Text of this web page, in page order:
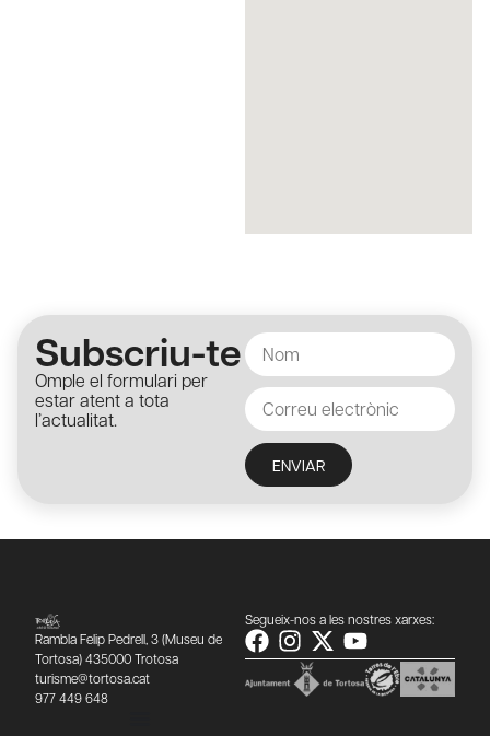
Subscriu-te
Omple el formulari per
estar atent a tota
l’actualitat.
ENVIAR
Rambla Felip Pedrell, 3 (Museu de
Tortosa) 435000 Trotosa
turisme@tortosa.cat
977 449 648
Segueix-nos a les nostres xarxes: